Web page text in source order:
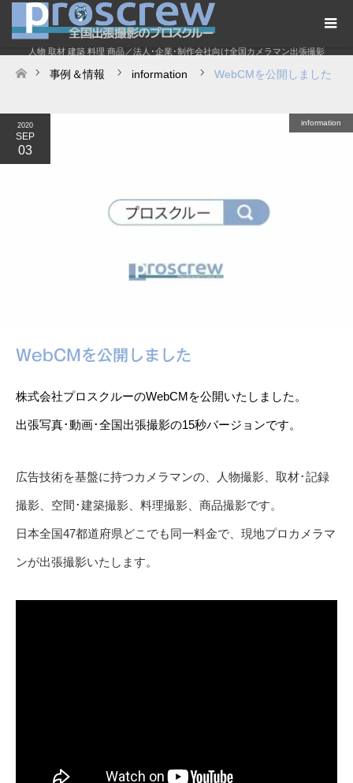
人物 取材 建築 料理 商品／法人･企業･制作会社向け全国カメラマン出張撮影
ホーム
事例＆情報 information WebCMを公開しました
2020
SEP
03
information
WebCMを公開しました
株式会社プロスクルーのWebCMを公開いたしました。
出張写真･動画･全国出張撮影の15秒バージョンです。
広告技術を基盤に持つカメラマンの、人物撮影、取材･記録
撮影、空間･建築撮影、料理撮影、商品撮影です。
日本全国47都道府県どこでも同一料金で、現地プロカメラマ
ンが出張撮影いたします。